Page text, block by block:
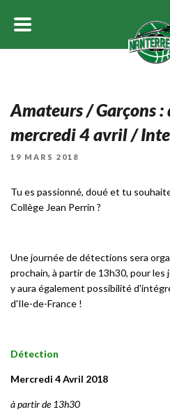
Amateurs / Garçons
mercredi 4 avril /
PUBLIÉ
19 MARS 2018
Tu es passionné, doué et tu
Collège Jean Perrin ?
Une journée de détections sera
prochain, à partir de 13h30, pour les
y aura également possibilité
d'Ile-de-France !
Détection
Mercredi 4 Avril 2018
à partir de 13h30